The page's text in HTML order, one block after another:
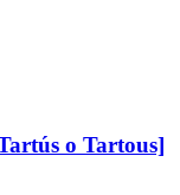
o Tartous]